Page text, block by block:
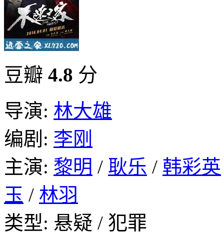
豆瓣 4.8 分
导演: 林大雄
编剧: 李刚
主演: 黎明 / 耿乐 / 韩彩英
玉 / 林羽
类型: 悬疑 / 犯罪